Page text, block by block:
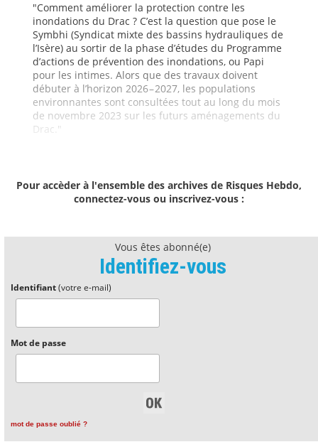
"Comment améliorer la protection contre les
inondations du Drac ? C’est la question que pose le
Symbhi (Syndicat mixte des bassins hydrauliques de
l’Isère) au sortir de la phase d’études du Programme
d’actions de prévention des inondations, ou Papi
pour les intimes. Alors que des travaux doivent
débuter à l’horizon 2026 – 2027, les populations
environnantes sont consultées tout au long du mois
de novembre 2023 sur les futurs aménagements du
Drac."
Pour accèder à l'ensemble des archives de Risques Hebdo,
connectez-vous ou inscrivez-vous :
Vous êtes abonné(e)
Identifiez-vous
Identifiant(votre e-mail)
Mot de passe
mot de passe oublié ?